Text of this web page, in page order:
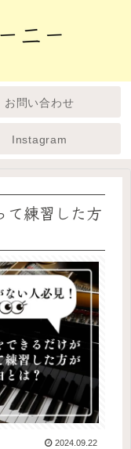
お問い合わせ
Instagram
て練習した方
2024.09.22